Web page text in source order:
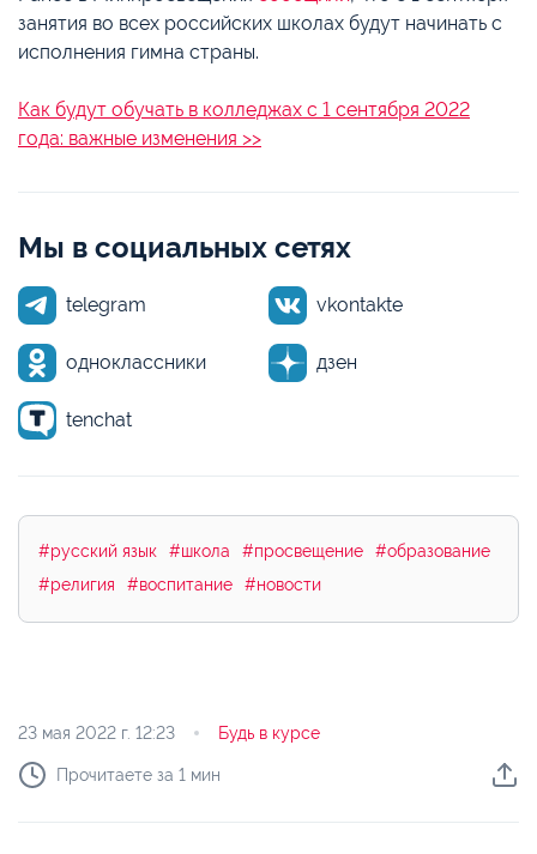
занятия во всех российских школах будут начинать с
исполнения гимна страны.
Как будут обучать в колледжах с 1 сентября 2022
года: важные изменения >>
Мы в социальных сетях
telegram vkontakte
одноклассники дзен
tenchat
#русский язык #школа #просвещение
#образование
#религия
#воспитание #новости
23 мая 2022 г. 12:23 Будь в курсе
Прочитаете за 1 мин